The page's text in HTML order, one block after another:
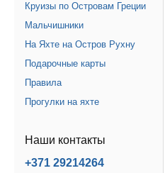
Круизы по Островам Греции
Мальчишники
На Яхте на Остров Рухну
Подарочные карты
Правила
Прогулки на яхте
Наши контакты
+371 29214264